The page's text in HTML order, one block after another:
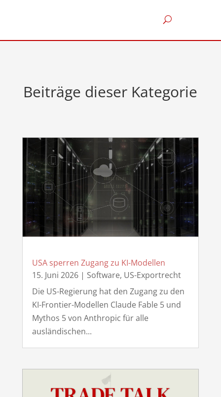
Beiträge dieser Kategorie
USA sperren Zugang zu KI-Modellen
15. Juni 2026| Software, US-Exportrecht
Die US-Regierung hat den Zugang zu den
KI-Frontier-Modellen Claude Fable 5 und
Mythos 5 von Anthropic für alle
ausländischen...